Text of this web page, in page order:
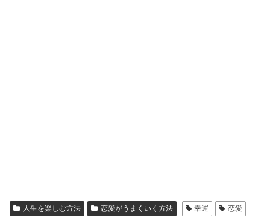
人生を楽しむ方法 恋愛がうまくいく方法 幸運
恋愛